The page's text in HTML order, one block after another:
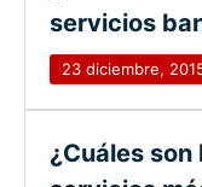
servicios
23 diciembre,
¿Cuáles